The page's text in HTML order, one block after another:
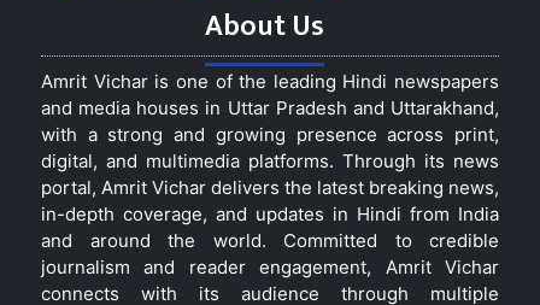
About Us
Amrit Vichar is one of the leading Hindi newspapers
and media houses in Uttar Pradesh and Uttarakhand,
with a strong and growing presence across print,
digital, and multimedia platforms. Through its news
portal, Amrit Vichar delivers the latest breaking news,
in-depth coverage, and updates in Hindi from India
and around the world. Committed to credible
journalism and reader engagement, Amrit Vichar
connects with its audience through multiple